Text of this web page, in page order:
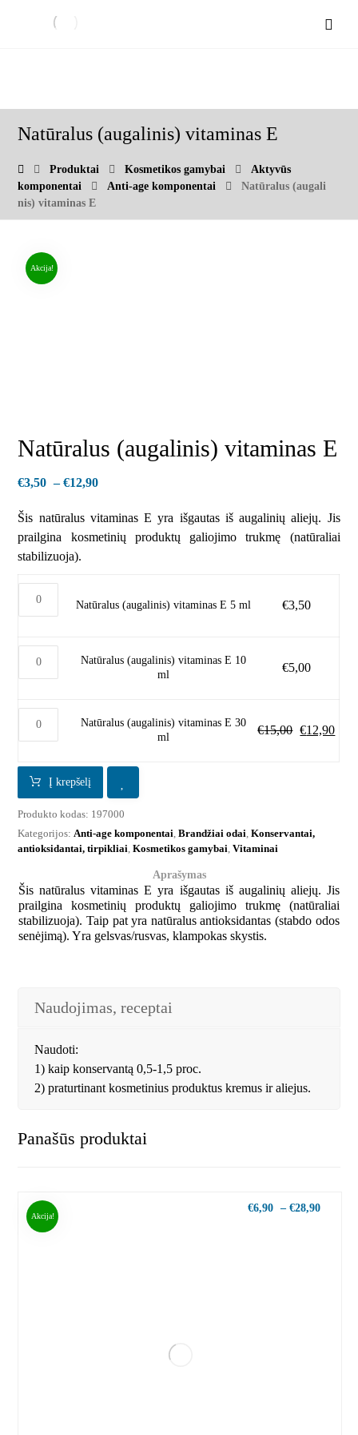
Natūralus (augalinis) vitaminas E
Produktai Kosmetikos gamybai
Aktyvūs
komponentai
Anti-age komponentai
Natūralus (augali
nis) vitaminas E
Akcija!
Natūralus (augalinis) vitaminas E
€3,50 – €12,90
Šis natūralus vitaminas E yra išgautas iš augalinių aliejų. Jis
prailgina kosmetinių produktų galiojimo trukmę (natūraliai
stabilizuoja).
Natūralus (augalinis) vitaminas E 5 ml €3,50
Natūralus (augalinis) vitaminas E 10
ml
€5,00
Natūralus (augalinis) vitaminas E 30
ml
€15,00 €12,90
Į krepšelį
Produkto kodas: 197000
Kategorijos: Anti-age komponentai ,Brandžiai odai ,Konservantai,
antioksidantai, tirpikliai ,Kosmetikos gamybai ,Vitaminai
Aprašymas
Šis natūralus vitaminas E yra išgautas iš augalinių aliejų. Jis
prailgina kosmetinių produktų galiojimo trukmę (natūraliai
stabilizuoja). Taip pat yra natūralus antioksidantas (stabdo odos
senėjimą). Yra gelsvas/rusvas, klampokas skystis.
Naudojimas, receptai
Naudoti:
1) kaip konservantą 0,5-1,5 proc.
2) praturtinant kosmetinius produktus kremus ir aliejus.
Panašūs produktai
Akcija!
€6,90 – €28,90